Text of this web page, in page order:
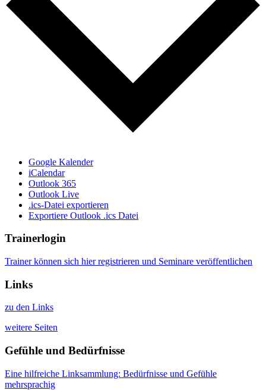
Google Kalender
iCalendar
Outlook 365
Outlook Live
.ics-Datei exportieren
Exportiere Outlook .ics Datei
Trainerlogin
Trainer können sich hier registrieren und Seminare veröffentlichen
Links
zu den Links
weitere Seiten
Gefühle und Bedürfnisse
Eine hilfreiche Linksammlung: Bedürfnisse und Gefühle
mehrsprachig